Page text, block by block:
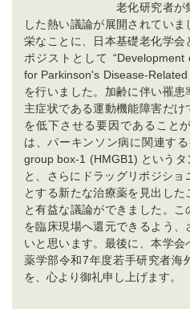
老化研究者が
した熱い議論が展開されてい
栄なことに、日本基礎老化学
ポジストとして
for Parkinson's Disease-
を行いました。加齢に伴い罹
主症状である運動機能障害だ
を低下させる要因であること
は、パーキンソン病に関連す
group box-1 (HMGB1) というタ
と、さらにドラッグリポジシ
とする新たな治療薬を見出し
と有益な議論ができました。
を臨床現場へ還元できるよう
いと思います。最後に、本学
薬学部令和7年度若手研究者海
を、心より御礼申し上げます。